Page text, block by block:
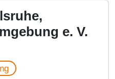
e. V.